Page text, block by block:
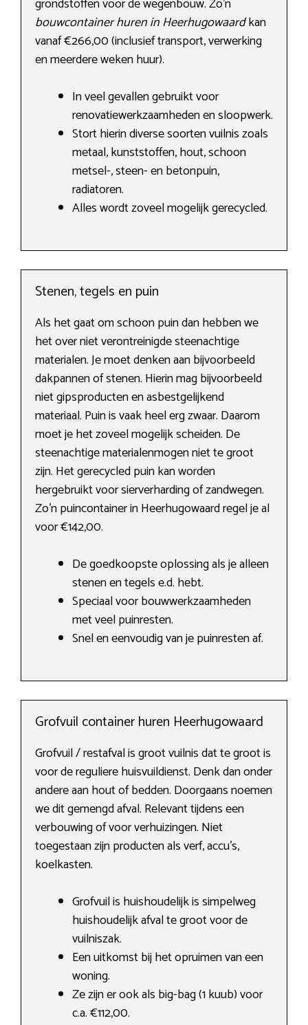
grondstoffen voor de wegenbouw. Zo’n
bouwcontainer huren in Heerhugowaardkan
vanaf €266,00 (inclusief transport, verwerking
en meerdere weken huur).
In veel gevallen gebruikt voor
renovatiewerkzaamheden en sloopwerk.
Stort hierin diverse soorten vuilnis zoals
metaal, kunststoffen, hout, schoon
metsel-, steen- en betonpuin,
radiatoren.
Alles wordt zoveel mogelijk gerecycled.
Stenen, tegels en puin
Als het gaat om schoon puin dan hebben we
het over niet verontreinigde steenachtige
materialen. Je moet denken aan bijvoorbeeld
dakpannen of stenen. Hierin mag bijvoorbeeld
niet gipsproducten en asbestgelijkend
materiaal. Puin is vaak heel erg zwaar. Daarom
moet je het zoveel mogelijk scheiden. De
steenachtige materialenmogen niet te groot
zijn. Het gerecycled puin kan worden
hergebruikt voor sierverharding of zandwegen.
Zo’n puincontainer in Heerhugowaard regel je al
voor €142,00.
De goedkoopste oplossing als je alleen
stenen en tegels e.d. hebt.
Speciaal voor bouwwerkzaamheden
met veel puinresten.
Snel en eenvoudig van je puinresten af.
Grofvuil container huren Heerhugowaard
Grofvuil / restafval is groot vuilnis dat te groot is
voor de reguliere huisvuildienst. Denk dan onder
andere aan hout of bedden. Doorgaans noemen
we dit gemengd afval. Relevant tijdens een
verbouwing of voor verhuizingen. Niet
toegestaan zijn producten als verf, accu’s,
koelkasten.
Grofvuil is huishoudelijk is simpelweg
huishoudelijk afval te groot voor de
vuilniszak.
Een uitkomst bij het opruimen van een
woning.
Ze zijn er ook als big-bag (1 kuub) voor
c.a. €112,00.